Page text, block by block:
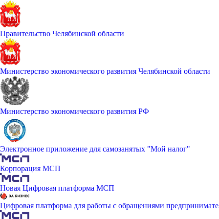
Правительство Челябинской области
Министерство экономического развития Челябинской области
Министерство экономического развития РФ
Электронное приложение для самозанятых "Мой налог"
Корпорация МСП
Новая Цифровая платформа МСП
Цифровая платформа для работы с обращениями